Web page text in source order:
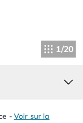
1/20
- Voir sur la